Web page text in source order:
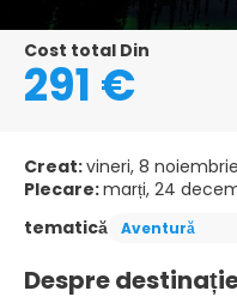
Cost total Din
291 €
Creat:vineri, 8
Plecare:marți, 24
tematică
Aventură
Despre